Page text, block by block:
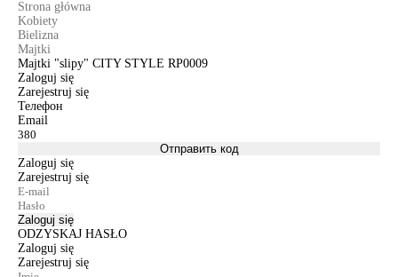
Strona główna
Kobiety
Bielizna
Majtki
Majtki "slipy" CITY STYLE RP0009
Zaloguj się
Zarejestruj się
Телефон
Email
Отправить код
Zaloguj się
Zarejestruj się
Zaloguj się
ODZYSKAJ HASŁO
Zaloguj się
Zarejestruj się